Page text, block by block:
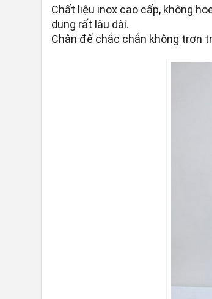
Chất liệu inox cao cấp, không
dụng rất lâu dài.
Chân đế chắc chắn không trơn